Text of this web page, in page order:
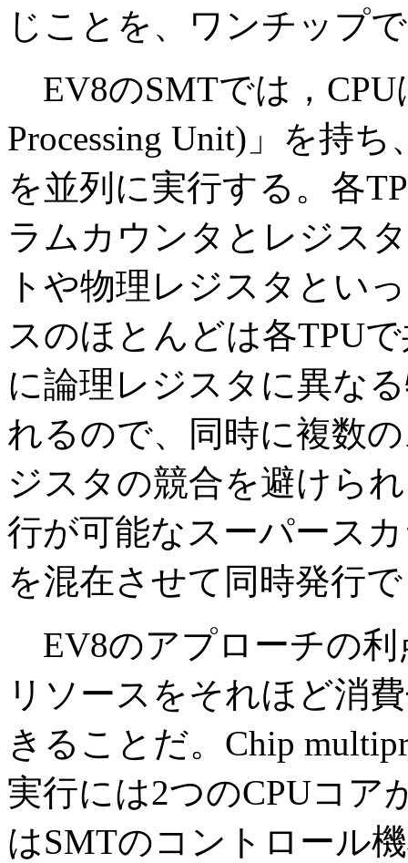
じことを、ワンチップ
EV8のSMTでは，CPU
Processing Unit)」を持
を並列に実行する。各
ラムカウンタとレジス
トや物理レジスタとい
スのほとんどは各TPU
に論理レジスタに異な
れるので、同時に複数
ジスタの競合を避けら
行が可能なスーパース
を混在させて同時発行
EV8のアプローチの利
リソースをそれほど消
きることだ。Chip
実行には2つのCPUコア
はSMTのコントロール